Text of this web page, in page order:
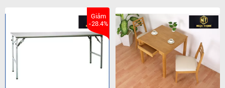
Giảm
-28.4%